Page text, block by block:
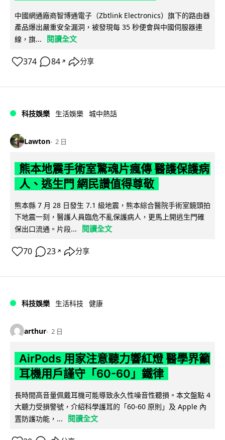
中國網通廠商智博通電子（Zbtlink Electronics）旗下的路由器
產品爆出嚴重安全漏洞，被發現每 35 秒便會與中國伺服器連
線，旗...
閱讀全文
374 84 ↗ 分享
科技娛樂 生活娛樂 城中熱話
Lawton 2 日
熊本地震手術室驚魂片瘋傳 醫護保護病
人、逃生門 網民讚值得尊敬
熊本縣 7 月 28 日發生 7.1 級地震，熊本綜合醫院手術室鏡頭拍
下地震一刻，醫護人員臨危不亂保護病人，更馬上開逃生門確
保出口流通。片段...
閱讀全文
70 23 ↗ 分享
科技娛樂 生活科技 健康
arthur 2 日
AirPods 用家注意聽力響紅燈 醫學界籲
耳機用戶謹守「60-60」鐵律
長時間高音量佩戴耳機可能導致永久性噪音性聽損。本文盤點 4
大聽力受損警號，介紹科學護耳的「60-60 原則」及 Apple 內
置防護功能，...
閱讀全文